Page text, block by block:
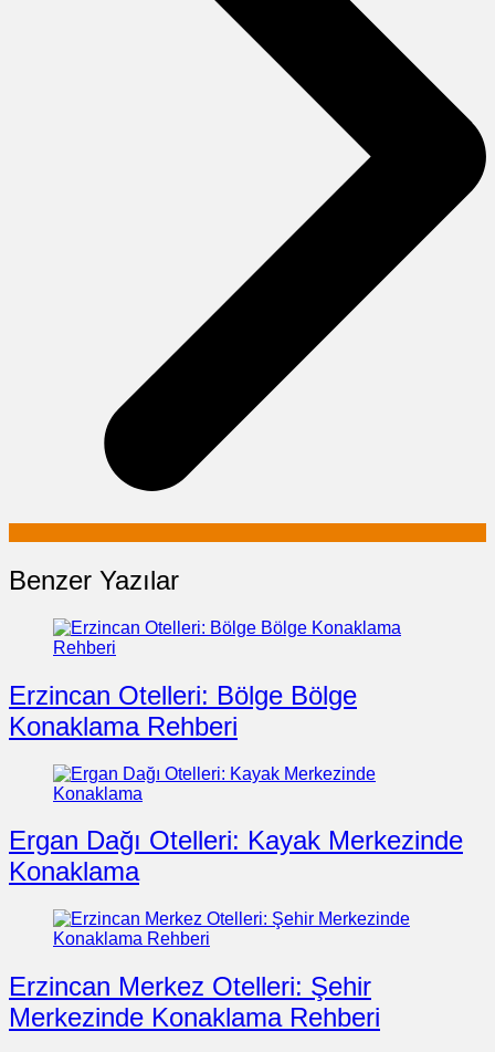
Benzer Yazılar
Erzincan Otelleri: Bölge Bölge
Konaklama Rehberi
Ergan Dağı Otelleri: Kayak Merkezinde
Konaklama
Erzincan Merkez Otelleri: Şehir
Merkezinde Konaklama Rehberi